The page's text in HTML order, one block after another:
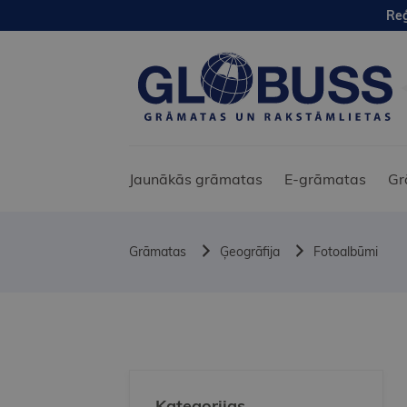
Jaunākās grāmatas E-grāmatas
Grāmatas Ģeogrāfija Fotoalbūmi